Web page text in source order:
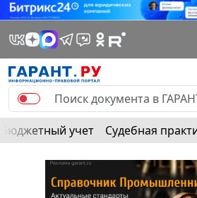
Бюджетный учет Судебная